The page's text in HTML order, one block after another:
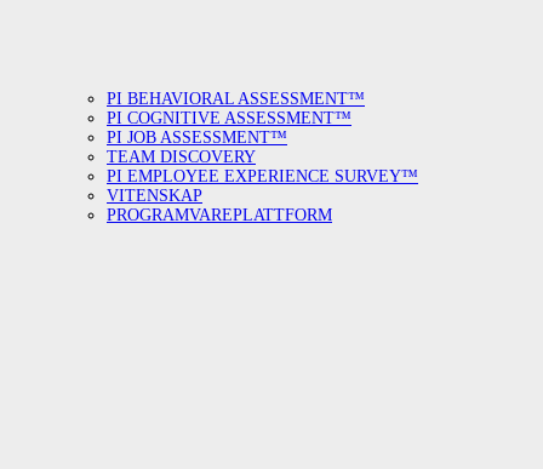
PI BEHAVIORAL ASSESSMENT™
PI COGNITIVE ASSESSMENT™
PI JOB ASSESSMENT™
TEAM DISCOVERY
PI EMPLOYEE EXPERIENCE SURVEY™
VITENSKAP
PROGRAMVAREPLATTFORM